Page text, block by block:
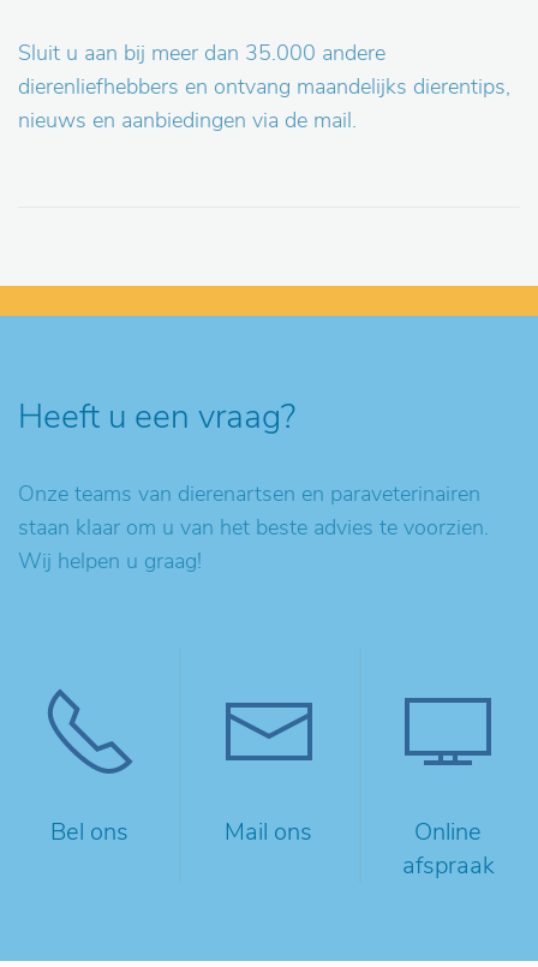
Sluit u aan bij meer dan 35.000 andere
dierenliefhebbers en ontvang maandelijks dierentips,
nieuws en aanbiedingen via de mail.
Heeft u een vraag?
Onze teams van dierenartsen en paraveterinairen
staan klaar om u van het beste advies te voorzien.
Wij helpen u graag!
Bel ons Mail ons
Online
afspraak